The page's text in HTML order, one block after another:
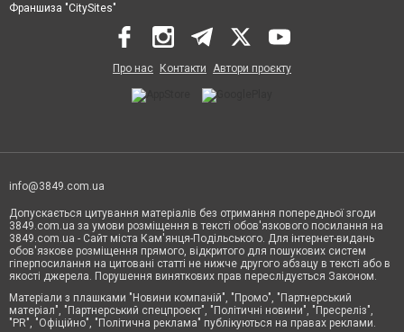
Франшиза "CitySites"
Про нас Контакти Автори проєкту
info@3849.com.ua
Допускається цитування матеріалів без отримання попередньої згоди
3849.com.ua за умови розміщення в тексті обов'язкового посилання на
3849.com.ua - Сайт міста Кам'янця-Подільського. Для інтернет-видань
обов'язкове розміщення прямого, відкритого для пошукових систем
гіперпосилання на цитовані статті не нижче другого абзацу в тексті або в
якості джерела. Порушення виняткових прав переслідується Законом.
Матеріали з плашками "Новини компаній", "Промо", "Партнерський
матеріал", "Партнерський спецпроєкт", "Політичні новини", "Пресреліз",
"PR", "Офіційно", "Політична реклама" публікуються на правах реклами.